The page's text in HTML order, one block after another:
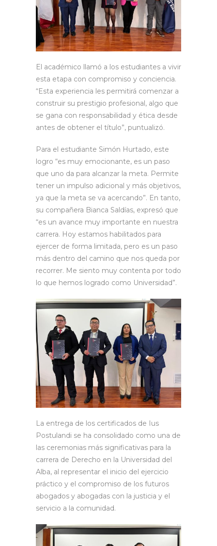
El académico llamó a los estudiantes a vivir
esta etapa con compromiso y conciencia.
“Esta experiencia les permitirá comenzar a
construir su prestigio profesional, algo que
se gana con responsabilidad y ética desde
antes de obtener el título”, puntualizó.
Para el estudiante Simón Hurtado, este
logro “es muy emocionante, es un paso
que uno da para alcanzar la meta. Permite
tener un impulso adicional y más objetivos,
ya que la meta se va acercando”. En tanto,
su compañera Bianca Saldías, expresó que
“es un avance muy importante en nuestra
carrera. Hoy estamos habilitados para
ejercer de forma limitada, pero es un paso
más dentro del camino que nos queda por
recorrer. Me siento muy contenta por todo
lo que hemos logrado como Universidad”.
La entrega de los certificados de Ius
Postulandi se ha consolidado como una de
las ceremonias más significativas para la
carrera de Derecho en la Universidad del
Alba, al representar el inicio del ejercicio
práctico y el compromiso de los futuros
abogados y abogadas con la justicia y el
servicio a la comunidad.